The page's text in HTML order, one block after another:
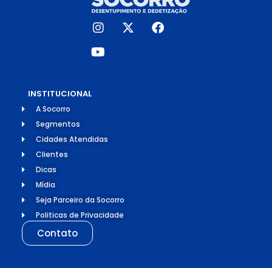
INSTITUCIONAL
A Socorro
Segmentos
Cidades Atendidas
Clientes
Dicas
Mídia
Seja Parceiro da Socorro
Politicas de Privacidade
Contato